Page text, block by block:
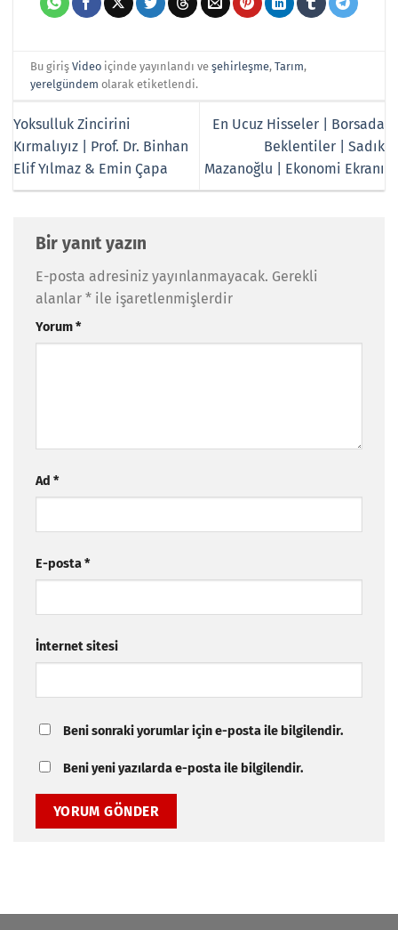
Bu girişVideo içinde yayınlandı veşehirleşme,Tarım,
yerelgündem olarak etiketlendi.
Yoksulluk Zincirini
Kırmalıyız | Prof. Dr. Binhan
Elif Yılmaz & Emin Çapa
En Ucuz Hisseler | Borsada
Beklentiler | Sadık
Mazanoğlu | Ekonomi Ekranı
Bir yanıt yazın
E-posta adresiniz yayınlanmayacak. Gerekli
alanlar * ile işaretlenmişlerdir
Yorum*
Ad *
E-posta*
İnternet sitesi
Beni sonraki yorumlar için e-posta ile bilgilendir.
Beni yeni yazılarda e-posta ile bilgilendir.